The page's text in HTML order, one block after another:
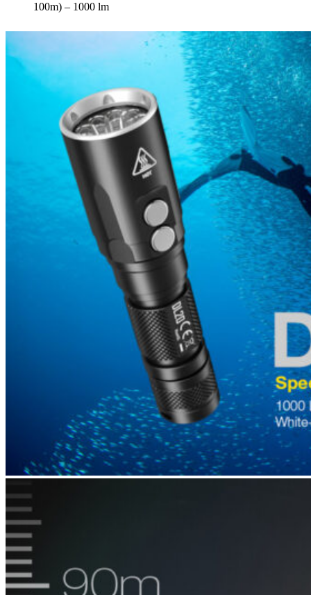
100m) – 1000 lm